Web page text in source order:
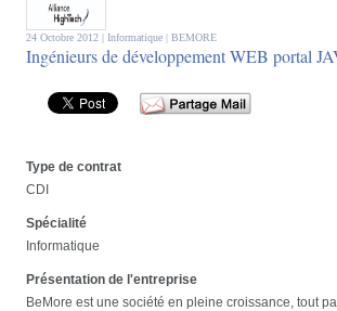
24 Octobre 2012 | Informatique | BEMORE
Ingénieurs de développement WEB portal
Type de contrat
CDI
Spécialité
Informatique
Présentation de l'entreprise
BeMore est une société en pleine croissance, tout